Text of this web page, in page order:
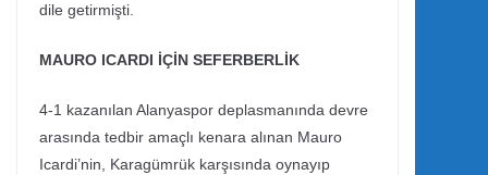
dile getirmişti.
MAURO ICARDI İÇİN SEFERBERLİK
4-1 kazanılan Alanyaspor deplasmanında devre
arasında tedbir amaçlı kenara alınan Mauro
Icardi’nin, Karagümrük karşısında oynayıp